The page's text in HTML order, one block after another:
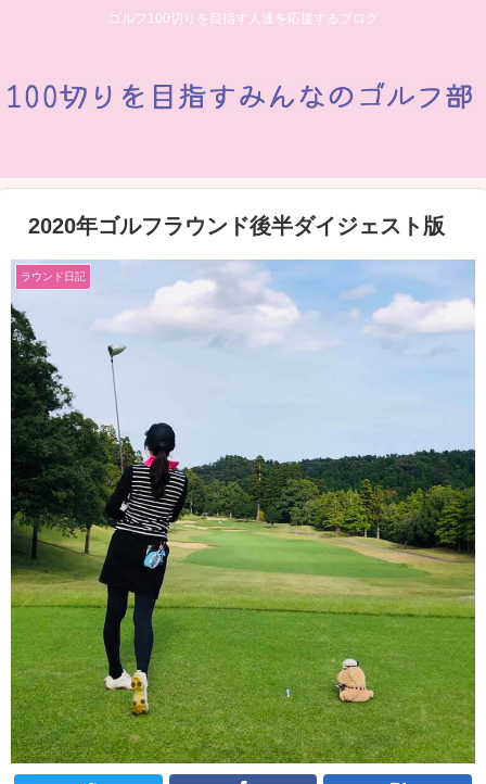
ゴルフ100切りを目指す人達を応援するブログ
2020年ゴルフラウンド後半ダイジェスト版
ラウンド日記